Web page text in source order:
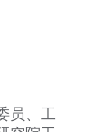
员、工